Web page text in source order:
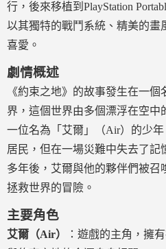
行，後來移植到PlayStation
以其獨特的戰鬥系統、精美的畫
喜愛。
劇情概述
《約束之地》的故事發生在一
界，這個世界由多個漂浮在空中
一位名為「艾爾」（Air）的少
居民，但在一場災難中失去了記
多年後，艾爾與他的夥伴們被召
拯救世界的冒險。
主要角色
艾爾（Air）
：遊戲的主角，擁